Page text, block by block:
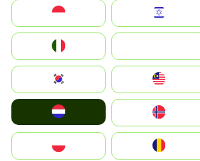
South Korea